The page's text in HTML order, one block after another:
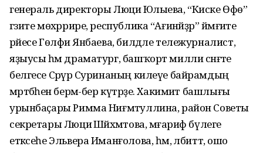
генераль директоры Люциә Юлыева, “Киске Өфө”
гәзите мөхәррире, республика “Ағинәйҙәр” йәмғиәте
рәйесе Гөлфиә Янбаева, билдәле тележурналист,
яҙыусы һәм драматург, башҡорт милли сәнғәте
белгесе Сәрүәр Суринаның килеүе байрамдың
мәртәбәһен бермә-бер күтәрҙе. Хакимиәт башлығы
урынбаҫары Римма Ниғмәтуллина, район Советы
секретары Люциә Шәйәхмәтова, мәғариф бүлеге
етәксеһе Эльвера Иманғолова, һәм, әлбиттә, ошо